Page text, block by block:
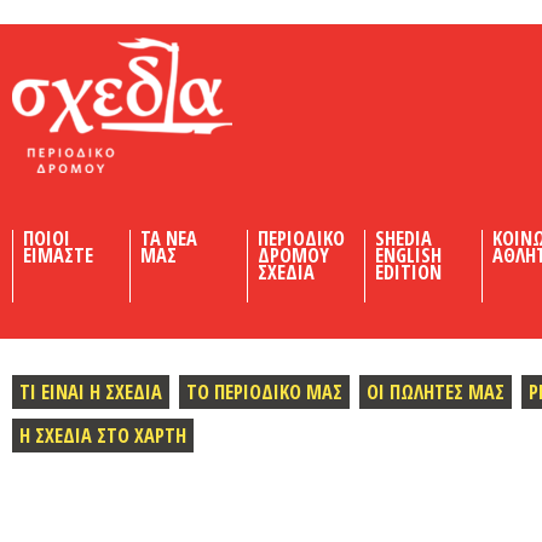
ΠΟΙΟΙ
ΕΙΜΑΣΤΕ
ΤΑ ΝΕΑ
ΜΑΣ
ΠΕΡΙΟΔΙΚΟ
ΔΡΟΜΟΥ
ΣΧΕΔΙΑ
SHEDIA
ENGLISH
EDITION
ΤΙ ΕΙΝΑΙ Η ΣΧΕΔΙΑ ΤΟ ΠΕΡΙΟΔΙΚΟ ΜΑΣ ΟΙ ΠΩΛΗΤΕΣ ΜΑΣ
Η ΣΧΕΔΙΑ ΣΤΟ ΧΑΡΤΗ